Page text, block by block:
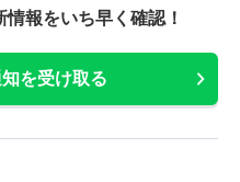
報をいち早く確認！
を受け取る